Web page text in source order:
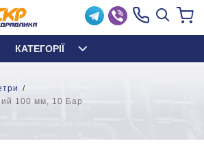
КАТЕГОРІЇ
100 мм, 10 Бар